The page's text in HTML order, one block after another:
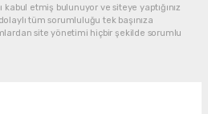
kabul etmiş bulunuyor ve siteye yaptığınız
tüm sorumluluğu tek başınıza
site yönetimi hiçbir şekilde sorumlu